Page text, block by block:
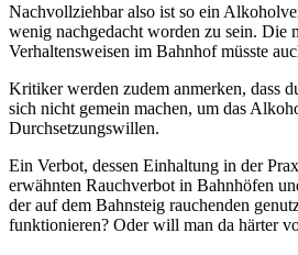
Nachvollziehbar also ist so ein
wenig nachgedacht worden zu sein. Die
Verhaltensweisen im Bahnhof müsste
Kritiker werden zudem anmerken, dass
sich nicht gemein machen, um das
Durchsetzungswillen.
Ein Verbot, dessen Einhaltung in der
erwähnten Rauchverbot in Bahnhöfen
der auf dem Bahnsteig rauchenden
funktionieren? Oder will man da härter